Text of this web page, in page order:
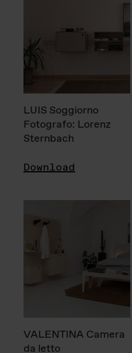
LUIS Soggiorno
Fotografo: Lorenz
Sternbach
Download
VALENTINA Camera
da letto